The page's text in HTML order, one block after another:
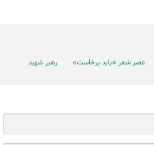
عصر شعر «باید برخاست» رهبر شهید